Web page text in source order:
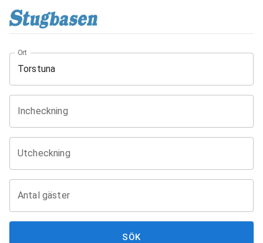
Ort
Incheckning
Utcheckning
Antal gäster
SÖK